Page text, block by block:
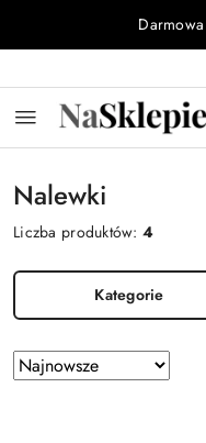
Przejdź do treści
Przejdź do
Przejdź do moje
Przejdź do menu
Przejdź do stopki
Nalewki
Liczba produktów:4
Kategorie
Zastosowano
sortowanie:
Sortuj
według